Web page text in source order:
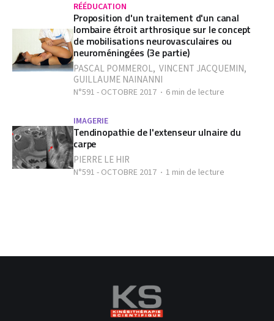
RÉÉDUCATION
Proposition d'un traitement d'un canal
lombaire étroit arthrosique sur le concept
de mobilisations neurovasculaires ou
neuroméningées (3e partie)
PASCAL POMMEROL, VINCENT JACQUEMIN,
GUILLAUME NAINANNI
N°591 - OCTOBRE 2017 6 min de lecture
IMAGERIE
Tendinopathie de l'extenseur ulnaire du
carpe
PIERRE LE HIR
N°591 - OCTOBRE 2017 1 min de lecture